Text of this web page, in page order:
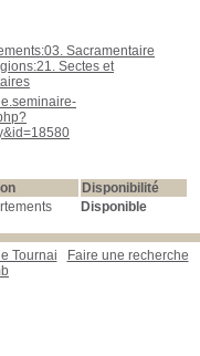
Sacramentaire
Sectes et
Disponibilité
Disponible
Tournai
Faire une recherche